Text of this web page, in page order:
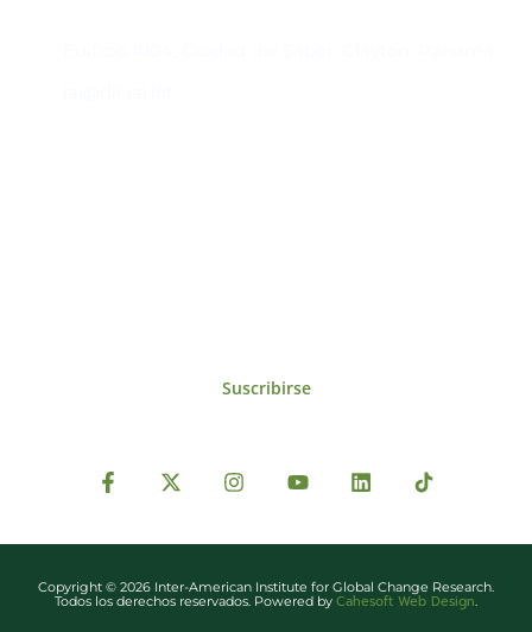
Suscribirse
Copyright © 2026 Inter-American Institute for Global Change Research.
Todos los derechos reservados. Powered by Cahesoft Web Design.